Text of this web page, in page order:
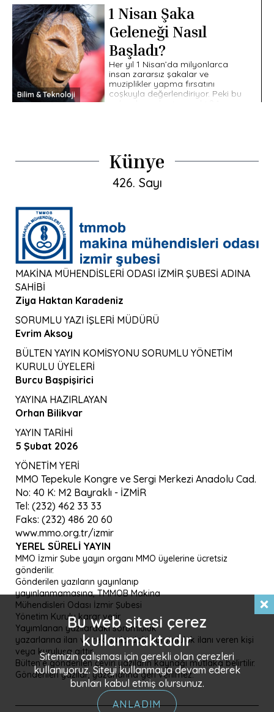
yüzyıla taşıyor. Antik Mısır’da, III.
Ramses’in saltanat sürdüğü […]
Bilim & Teknoloji
1 Nisan Şaka
Geleneği Nasıl
Başladı?
Her yıl 1 Nisan’da milyonlarca
insan zararsız şakalar ve
muziplikler yapma fırsatını
coşkuyla değerlendiriyor. Peki bu
Künye
426. Sayı
MAKİNA MÜHENDİSLERİ ODASI İZMİR ŞUBESİ ADINA
SAHİBİ
Ziya Haktan Karadeniz
SORUMLU YAZI İŞLERİ MÜDÜRÜ
Evrim Aksoy
BÜLTEN YAYIN KOMİSYONU SORUMLU YÖNETİM
KURULU ÜYELERİ
Burcu Başpişirici
YAYINA HAZIRLAYAN
Orhan Bilikvar
YAYIN TARİHİ
5 Şubat 2026
YÖNETİM YERİ
MMO Tepekule Kongre ve Sergi Merkezi Anadolu Cad.
No: 40 K: M2 Bayraklı - İZMİR
Tel: (232) 462 33 33
Faks: (232) 486 20 60
www.mmo.org.tr/izmir
YEREL SÜRELI YAYIN
MMO İzmir Şube yayın organı MMO üyelerine ücretsiz
gönderilir.
Gönderilen yazıların yayınlanıp
yayınlanmamasına, TMMOB Makina
Mühendisleri Odası İzmir Şubesi
Yönetim Kurulu karar verir.
Yayımlanan yazılardaki sorumluluk
yazarlarına ilan ve reklamlardaki sorumluluk ilanı veren kişi
veya kuruluşa aittir.
Bülten’e gönderilen çeviri yazıların kaynağı mutlaka belirtilir.
Gönderilen yazılar, yazarlarına geri verilmez.
Bu web sitesi çerez
kullanmaktadır
Sitemizin çalışması için gerekli olan çerezleri
kullanıyoruz. Siteyi kullanmaya devam ederek
bunları kabul etmiş olursunuz.
ANLADIM